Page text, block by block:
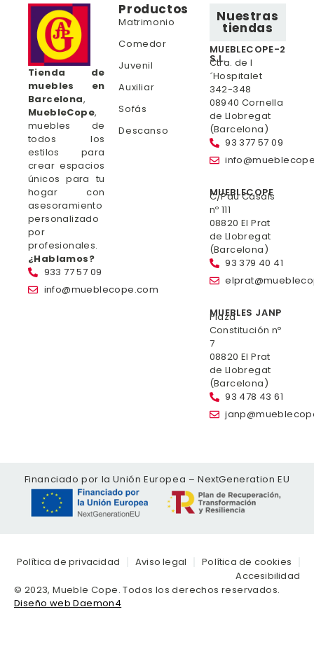
Tienda de
muebles en
Barcelona,
MuebleCope,
muebles de
todos los
estilos para
crear espacios
únicos para tu
hogar con
asesoramiento
personalizado
por
profesionales.
¿Hablamos?
933 77 57 09
info@mueblecope.com
Productos
Matrimonio
Comedor
Juvenil
Auxiliar
Sofás
Descanso
Nuestras
tiendas
MUEBLECOPE-2
S.L.
Ctra. de l
´Hospitalet
342-348
08940 Cornella
de Llobregat
(Barcelona)
93 377 57 09
MUEBLECOPE
C/Pau Casals
nº 111
08820 El Prat
de Llobregat
(Barcelona)
93 379 40 41
MUEBLES JANP
Plaza
Constitución nº
7
08820 El Prat
de Llobregat
(Barcelona)
93 478 43 61
Financiado por la Unión Europea – NextGeneration EU
© 2023, Mueble Cope. Todos los derechos reservados.
Diseño web Daemon4
Política de privacidad Aviso legal
Política de cookies
Accesibilidad